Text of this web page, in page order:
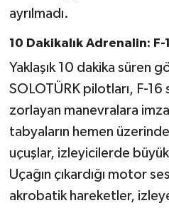
ayrılmadı.
10 Dakikalık Adrenalin:
Yaklaşık 10 dakika süren
SOLOTÜRK pilotları, F-16
zorlayan manevralara
tabyaların hemen
uçuşlar, izleyicilerde
Uçağın çıkardığı motor
akrobatik hareketler,